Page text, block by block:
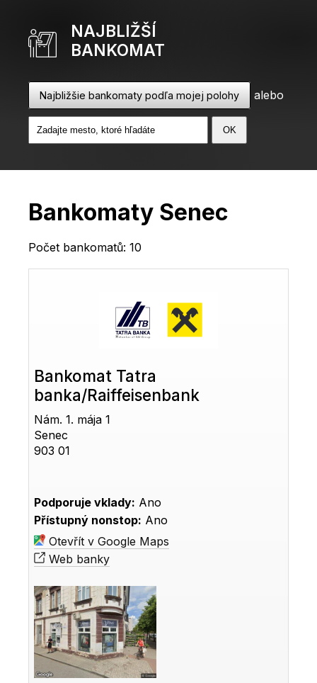
NAJBLIŽŠÍ
BANKOMAT
Najbližšie bankomaty podľa mojej polohy alebo
Bankomaty Senec
Počet bankomatů: 10
Bankomat Tatra
banka/Raiffeisenbank
Nám. 1. mája 1
Senec
903 01
Podporuje vklady: Ano
Přístupný nonstop: Ano
Otevřít v Google Maps
Web banky